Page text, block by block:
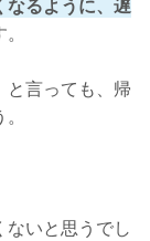
なるように、遅
と言っても、帰
いと思うでし